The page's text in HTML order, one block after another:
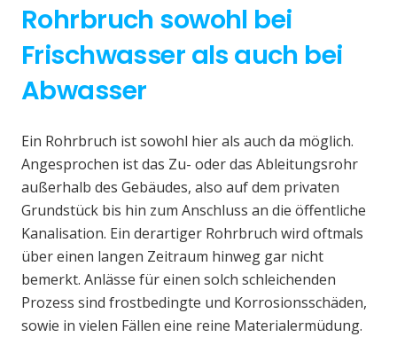
Rohrbruch sowohl bei
Frischwasser als auch bei
Abwasser
Ein Rohrbruch ist sowohl hier als auch da möglich.
Angesprochen ist das Zu- oder das Ableitungsrohr
außerhalb des Gebäudes, also auf dem privaten
Grundstück bis hin zum Anschluss an die öffentliche
Kanalisation. Ein derartiger Rohrbruch wird oftmals
über einen langen Zeitraum hinweg gar nicht
bemerkt. Anlässe für einen solch schleichenden
Prozess sind frostbedingte und Korrosionsschäden,
sowie in vielen Fällen eine reine Materialermüdung.